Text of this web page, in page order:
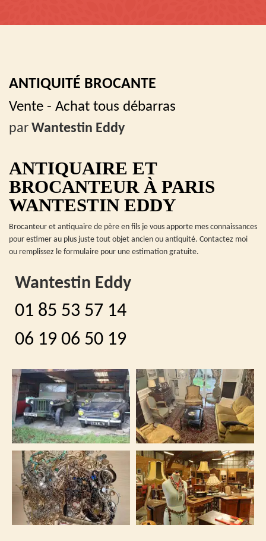
ANTIQUITÉ BROCANTE
Vente - Achat tous débarras
par Wantestin Eddy
ANTIQUAIRE ET
BROCANTEUR À PARIS
WANTESTIN EDDY
Brocanteur et antiquaire de père en fils je vous apporte mes connaissances
pour estimer au plus juste tout objet ancien ou antiquité. Contactez moi
ou remplissez le formulaire pour une estimation gratuite.
Wantestin Eddy
01 85 53 57 14
06 19 06 50 19